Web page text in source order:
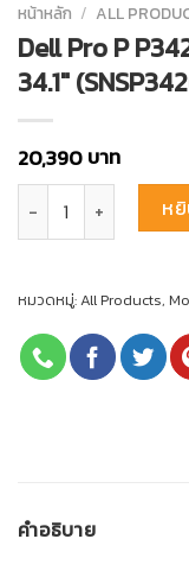
หน้าหลัก / ALL
Dell Pro P
34.1″
20,390บาท
จำนวน Dell Pro P หยิ
หมวดหมู่:All Products,
คำอธิบาย